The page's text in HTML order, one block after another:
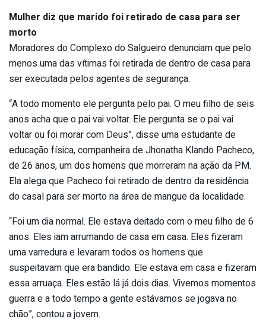
Mulher diz que marido foi retirado de casa para ser
morto
Moradores do Complexo do Salgueiro denunciam que pelo
menos uma das vítimas foi retirada de dentro de casa para
ser executada pelos agentes de segurança.
“A todo momento ele pergunta pelo pai. O meu filho de seis
anos acha que o pai vai voltar. Ele pergunta se o pai vai
voltar ou foi morar com Deus”, disse uma estudante de
educação física, companheira de Jhonatha Klando Pacheco,
de 26 anos, um dos homens que morreram na ação da PM.
Ela alega que Pacheco foi retirado de dentro da residência
do casal para ser morto na área de mangue da localidade.
“Foi um dia normal. Ele estava deitado com o meu filho de 6
anos. Eles iam arrumando de casa em casa. Eles fizeram
uma varredura e levaram todos os homens que
suspeitavam que era bandido. Ele estava em casa e fizeram
essa arruaça. Eles estão lá já dois dias. Vivemos momentos
guerra e a todo tempo a gente estávamos se jogava no
chão”, contou a jovem.